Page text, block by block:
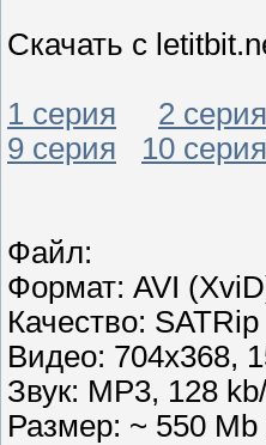
Скачать с
1 серия 2 серия
9 серия
10 серия
Файл:
Формат: AVI
Качество: SATRip
Видео: 704х368,
Звук: MP3, 128
Размер: ~ 550 Mb